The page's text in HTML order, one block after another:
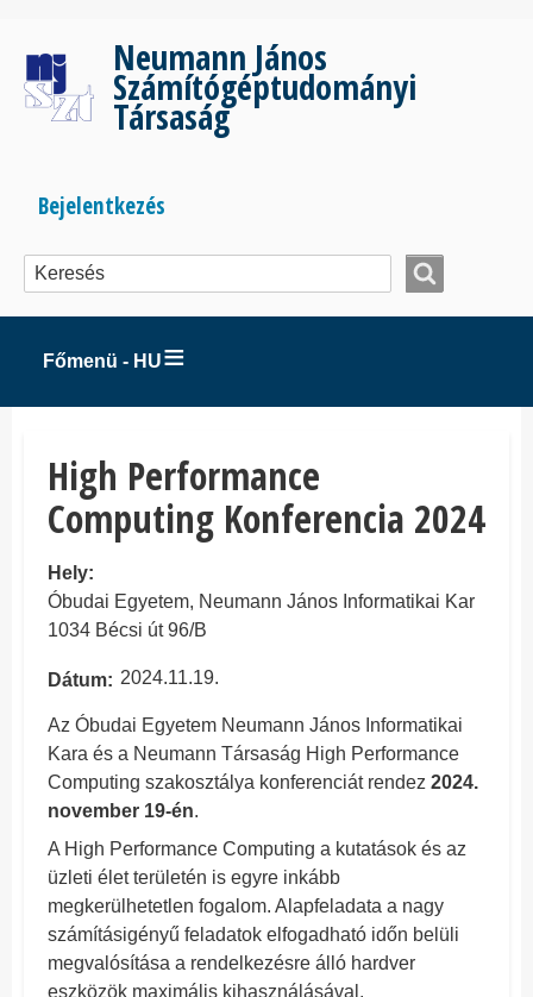
tartalomra
Neumann János
Számítógéptudományi
Társaság
Bejelentkezés
menüje
Bejelentkezés
Főmenü - HU
High Performance
Computing Konferencia 2024
Hely
Óbudai Egyetem, Neumann János Informatikai Kar
1034 Bécsi út 96/B
Dátum 2024.11.19.
Az Óbudai Egyetem Neumann János Informatikai
Kara és a Neumann Társaság High Performance
Computing szakosztálya konferenciát rendez 2024.
november 19-én.
A High Performance Computing a kutatások és az
üzleti élet területén is egyre inkább
megkerülhetetlen fogalom. Alapfeladata a nagy
számításigényű feladatok elfogadható időn belüli
megvalósítása a rendelkezésre álló hardver
eszközök maximális kihasználásával.